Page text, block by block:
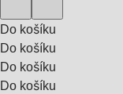
Do košíku
Do košíku
Do košíku
Do košíku